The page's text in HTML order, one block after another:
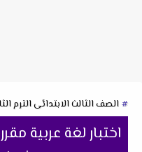
الصف الثالث الابتدائى الترم
اختبار لغة عربية